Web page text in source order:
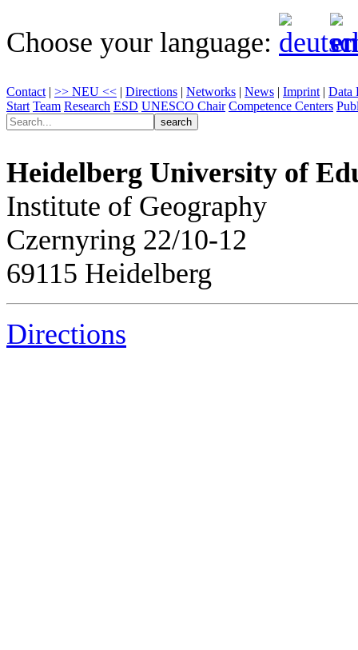
Choose your language:
Contact | >> NEU << | Directions | Networks | News | Imprint | Data
Start Team Research ESD UNESCO Chair Competence Centers
Heidelberg University of
Institute of Geography
Czernyring 22/10-12
69115 Heidelberg
Directions